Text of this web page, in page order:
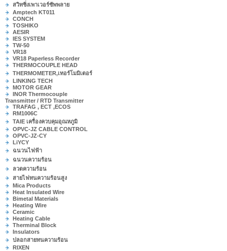
สวิทชิ่งเพาเวอร์ซัพพลาย
Amptech KT011
CONCH
TOSHIKO
AESIR
IES SYSTEM
TW-50
VR18
VR18 Paperless Recorder
THERMOCOUPLE HEAD
THERMOMETER,เทอร์โมมิเตอร์
LINKING TECH
MOTOR GEAR
INOR Thermocouple
Transmitter / RTD Transmitter
TRAFAG , ECT ,ECOS
RM1006C
TAIE เครื่องควบคุมอุณหภูมิ
OPVC-JZ CABLE CONTROL
OPVC-JZ-CY
LiYCY
ฉนวนไฟฟ้า
ฉนวนความร้อน
ลวดความร้อน
สายไฟทนความร้อนสูง
Mica Products
Heat Insulated Wire
Bimetal Materials
Heating Wire
Ceramic
Heating Cable
Therminal Block
Insulators
ปลอกสายทนความร้อน
RIXEN